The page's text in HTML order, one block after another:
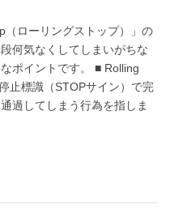
（ローリングストップ）」の
何気なくしてしまいがちな
ポイントです。 ■ Rolling
止標識（STOPサイン）で完
過してしまう行為を指しま